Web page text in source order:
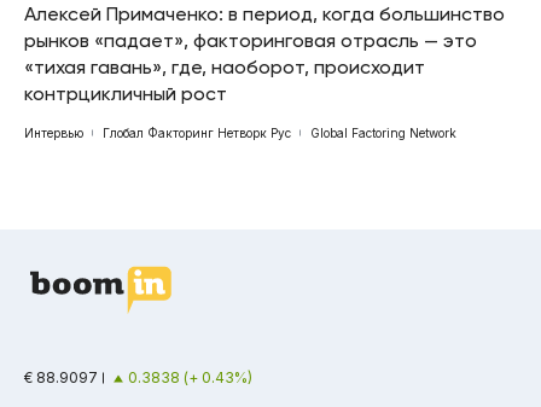
Алексей Примаченко: в период, когда большинство
рынков «падает», факторинговая отрасль — это
«тихая гавань», где, наоборот, происходит
контрцикличный рост
Интервью Глобал Факторинг Нетворк Рус Global Factoring Network
€ 88.9097 0.3838 (+ 0.43%)